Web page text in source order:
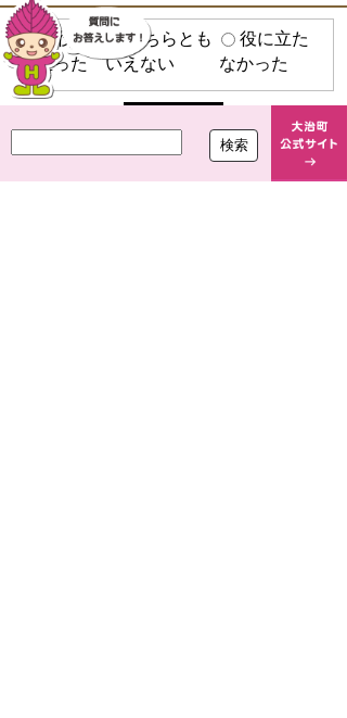
役に
立った
どちらとも
いえない
役に立た
なかった